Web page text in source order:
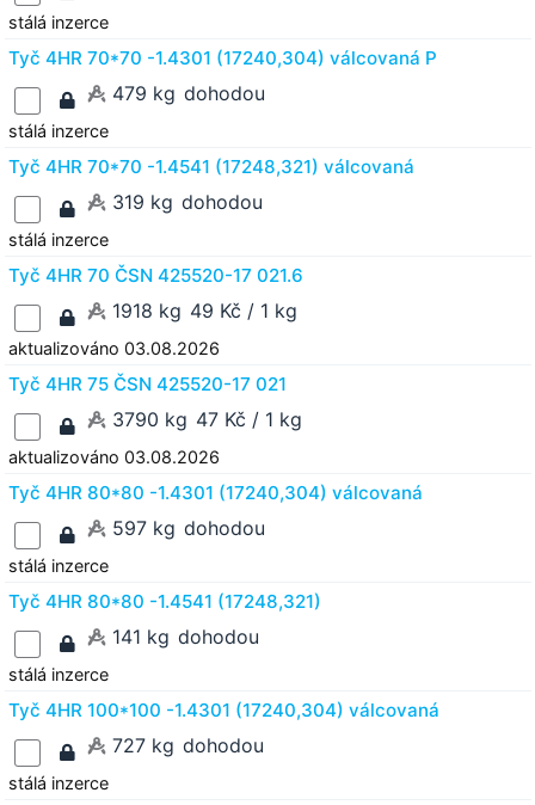
stálá inzerce
Tyč 4HR 70*70 -1.4301 (17240,304) válcovaná P
479 kg dohodou
stálá inzerce
Tyč 4HR 70*70 -1.4541 (17248,321) válcovaná
319 kg dohodou
stálá inzerce
Tyč 4HR 70 ČSN 425520-17 021.6
1918 kg 49 Kč / 1 kg
aktualizováno 03.08.2026
Tyč 4HR 75 ČSN 425520-17 021
3790 kg 47 Kč / 1 kg
aktualizováno 03.08.2026
Tyč 4HR 80*80 -1.4301 (17240,304) válcovaná
597 kg dohodou
stálá inzerce
Tyč 4HR 80*80 -1.4541 (17248,321)
141 kg dohodou
stálá inzerce
Tyč 4HR 100*100 -1.4301 (17240,304) válcovaná
727 kg dohodou
stálá inzerce